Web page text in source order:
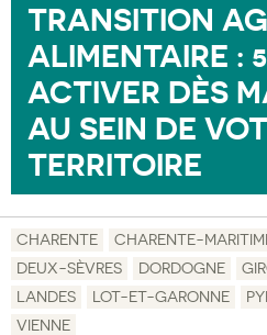
TRANSITION
ALIMENTAIRE :
ACTIVER DÈS
AU SEIN DE
TERRITOIRE
CHARENTE CHARENTE-
DEUX-SÈVRES
DORDOGNE
LANDES
LOT-ET-GARONNE
VIENNE